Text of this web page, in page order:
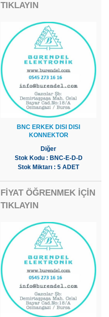
TIKLAYIN
BNC ERKEK DISI DISI
KONNEKTOR
Diğer
Stok Kodu : BNC-E-D-D
Stok Miktarı : 5 ADET
FİYAT ÖĞRENMEK İÇİN
TIKLAYIN